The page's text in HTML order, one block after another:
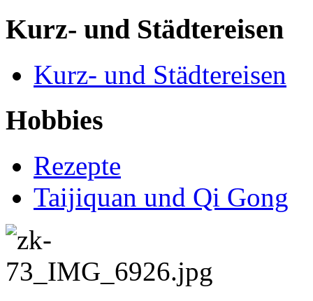
Kurz- und Städtereisen
Kurz- und Städtereisen
Hobbies
Rezepte
Taijiquan und Qi Gong